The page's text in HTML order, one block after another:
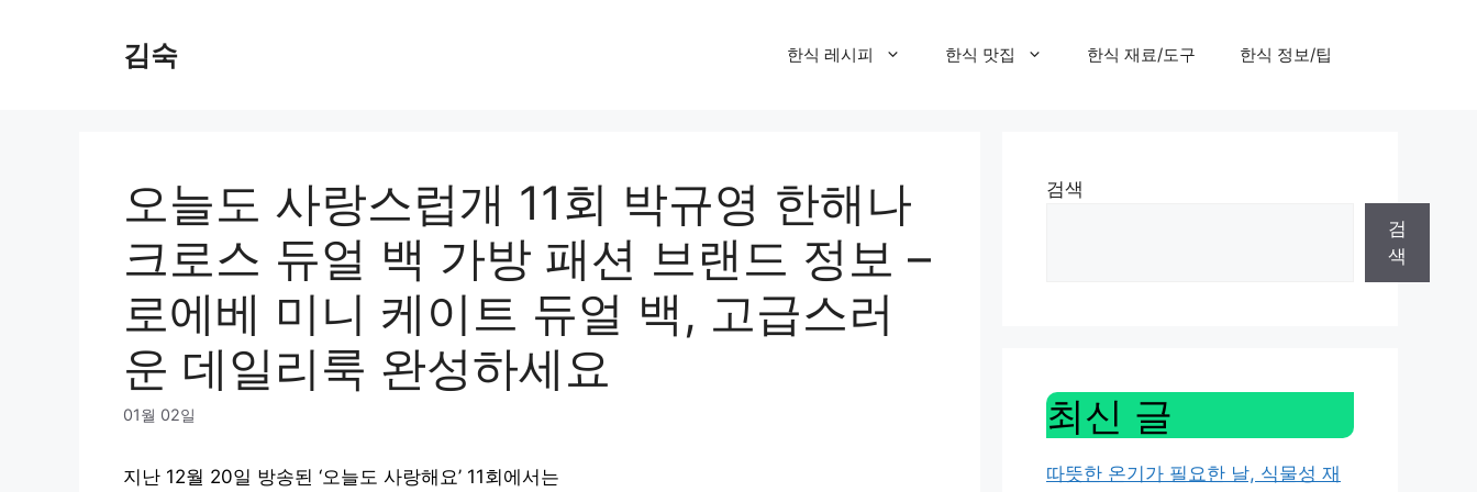
김숙 한식 레시피 한식 맛집 한식 재료/도구 한식 정보/팁
오늘도 사랑스럽개 11회 박규영 한해나
크로스 듀얼 백 가방 패션 브랜드 정보 –
로에베 미니 케이트 듀얼 백, 고급스러
운 데일리룩 완성하세요
01월 02일
지난 12월 20일 방송된 ‘오늘도 사랑해요’ 11회에서는
검색
검
색
최신 글
따뜻한 온기가 필요한 날, 식물성 재